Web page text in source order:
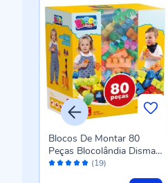
Avaliação: (19)
Blocos De Montar 80
Peças Blocolândia Dismat
- MK380